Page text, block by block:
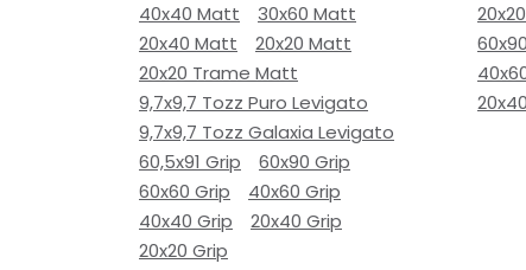
40x40 Matt
30x60 Matt
20x40 Matt
20x20 Matt
20x20 Trame Matt
9,7x9,7 Tozz Puro Levigato
9,7x9,7 Tozz Galaxia Levigato
60,5x91 Grip
60x90 Grip
60x60 Grip
40x60 Grip
40x40 Grip
20x40 Grip
20x20 Grip